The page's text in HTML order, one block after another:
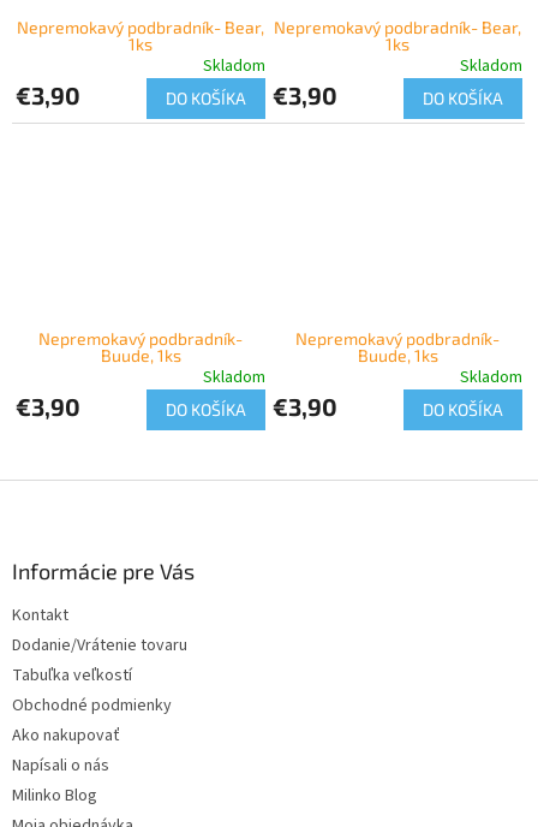
Nepremokavý podbradník- Bear,
1ks
Skladom
€3,90 DO KOŠÍKA
Nepremokavý podbradník- Bear,
1ks
Skladom
€3,90 DO KOŠÍKA
Nepremokavý podbradník-
Buude, 1ks
Skladom
€3,90 DO KOŠÍKA
Nepremokavý podbradník-
Buude, 1ks
Skladom
€3,90 DO KOŠÍKA
Informácie pre Vás
Kontakt
Dodanie/Vrátenie tovaru
Tabuľka veľkostí
Obchodné podmienky
Ako nakupovať
Napísali o nás
Milinko Blog